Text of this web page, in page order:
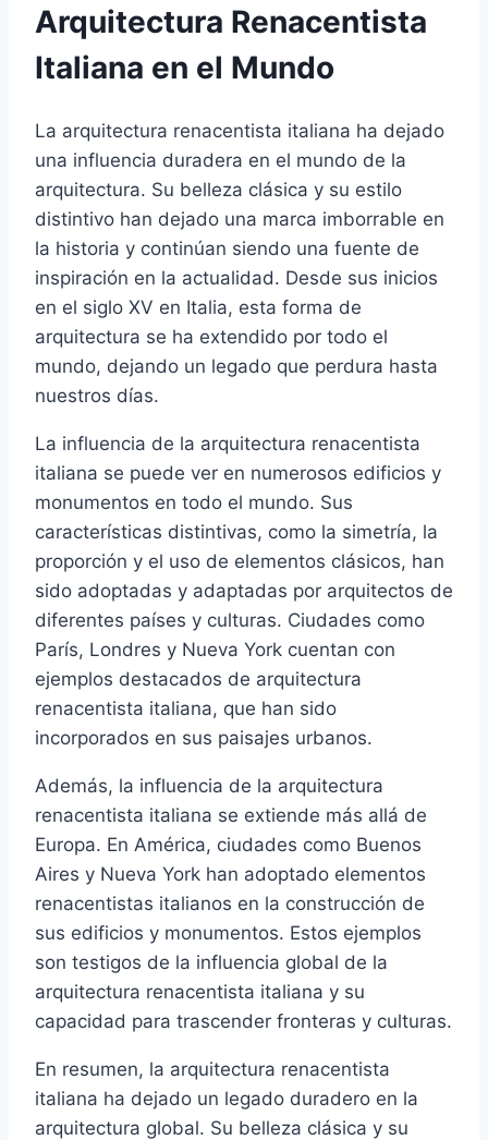
Arquitectura Renacentista
Italiana en el Mundo
La arquitectura renacentista italiana ha dejado
una influencia duradera en el mundo de la
arquitectura. Su belleza clásica y su estilo
distintivo han dejado una marca imborrable en
la historia y continúan siendo una fuente de
inspiración en la actualidad. Desde sus inicios
en el siglo XV en Italia, esta forma de
arquitectura se ha extendido por todo el
mundo, dejando un legado que perdura hasta
nuestros días.
La influencia de la arquitectura renacentista
italiana se puede ver en numerosos edificios y
monumentos en todo el mundo. Sus
características distintivas, como la simetría, la
proporción y el uso de elementos clásicos, han
sido adoptadas y adaptadas por arquitectos de
diferentes países y culturas. Ciudades como
París, Londres y Nueva York cuentan con
ejemplos destacados de arquitectura
renacentista italiana, que han sido
incorporados en sus paisajes urbanos.
Además, la influencia de la arquitectura
renacentista italiana se extiende más allá de
Europa. En América, ciudades como Buenos
Aires y Nueva York han adoptado elementos
renacentistas italianos en la construcción de
sus edificios y monumentos. Estos ejemplos
son testigos de la influencia global de la
arquitectura renacentista italiana y su
capacidad para trascender fronteras y culturas.
En resumen, la arquitectura renacentista
italiana ha dejado un legado duradero en la
arquitectura global. Su belleza clásica y su